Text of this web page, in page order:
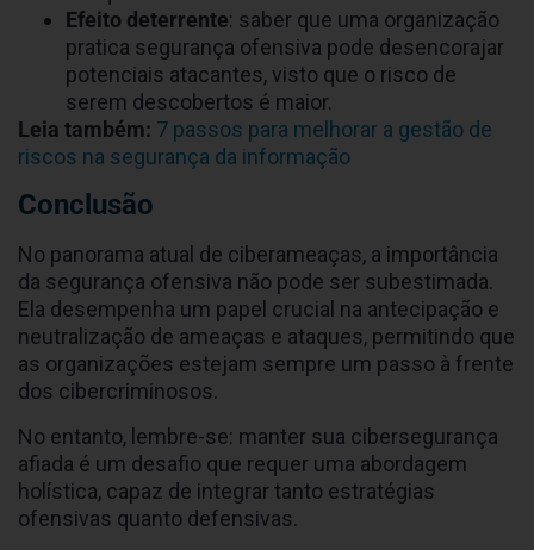
Efeito deterrente: saber que uma organização
pratica segurança ofensiva pode desencorajar
potenciais atacantes, visto que o risco de
serem descobertos é maior.
Leia também: 7 passos para melhorar a gestão de
riscos na segurança da informação
Conclusão
No panorama atual de ciberameaças, a importância
da segurança ofensiva não pode ser subestimada.
Ela desempenha um papel crucial na antecipação e
neutralização de ameaças e ataques, permitindo que
as organizações estejam sempre um passo à frente
dos cibercriminosos.
No entanto, lembre-se: manter sua cibersegurança
afiada é um desafio que requer uma abordagem
holística, capaz de integrar tanto estratégias
ofensivas quanto defensivas.